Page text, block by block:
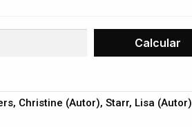
Christine (Autor), Starr, Lisa (Autor)